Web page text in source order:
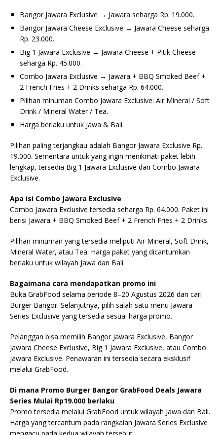
Bangor Jawara Exclusive → Jawara seharga Rp. 19.000.
Bangor Jawara Cheese Exclusive → Jawara Cheese seharga
Rp. 23.000.
Big 1 Jawara Exclusive → Jawara Cheese + Pitik Cheese
seharga Rp. 45.000.
Combo Jawara Exclusive → Jawara + BBQ Smoked Beef +
2 French Fries + 2 Drinks seharga Rp. 64.000.
Pilihan minuman Combo Jawara Exclusive: Air Mineral / Soft
Drink / Mineral Water / Tea.
Harga berlaku untuk Jawa & Bali.
Pilihan paling terjangkau adalah Bangor Jawara Exclusive Rp.
19.000. Sementara untuk yang ingin menikmati paket lebih
lengkap, tersedia Big 1 Jawara Exclusive dan Combo Jawara
Exclusive.
Apa isi Combo Jawara Exclusive
Combo Jawara Exclusive tersedia seharga Rp. 64.000. Paket ini
berisi Jawara + BBQ Smoked Beef + 2 French Fries + 2 Drinks.
Pilihan minuman yang tersedia meliputi Air Mineral, Soft Drink,
Mineral Water, atau Tea. Harga paket yang dicantumkan
berlaku untuk wilayah Jawa dan Bali.
Bagaimana cara mendapatkan promo ini
Buka GrabFood selama periode 8–20 Agustus 2026 dan cari
Burger Bangor. Selanjutnya, pilih salah satu menu Jawara
Series Exclusive yang tersedia sesuai harga promo.
Pelanggan bisa memilih Bangor Jawara Exclusive, Bangor
Jawara Cheese Exclusive, Big 1 Jawara Exclusive, atau Combo
Jawara Exclusive. Penawaran ini tersedia secara eksklusif
melalui GrabFood.
Di mana Promo Burger Bangor GrabFood Deals Jawara
Series Mulai Rp19.000 berlaku
Promo tersedia melalui GrabFood untuk wilayah Jawa dan Bali.
Harga yang tercantum pada rangkaian Jawara Series Exclusive